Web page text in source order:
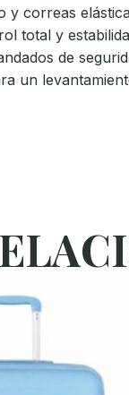
y correas
total y
de
un